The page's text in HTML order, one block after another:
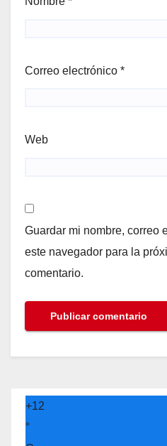
Correo electrónico *
Web
Guardar mi nombre, correo
este navegador para la
comentario.
+12
°